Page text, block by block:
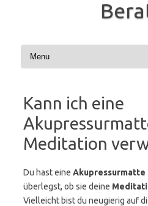
Kann ich eine
Meditation
Du hast eine Akupressurmatte
überlegst, ob sie deine
Vielleicht bist du neugierig auf